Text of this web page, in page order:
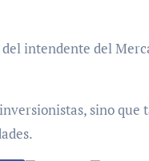
intendente del
sino